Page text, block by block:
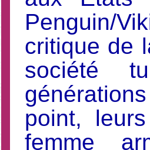
Penguin/
critique de
société
point,
femme